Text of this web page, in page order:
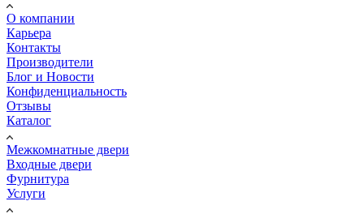
О компании
Карьера
Контакты
Производители
Блог и Новости
Конфиденциальность
Отзывы
Каталог
Межкомнатные двери
Входные двери
Фурнитура
Услуги